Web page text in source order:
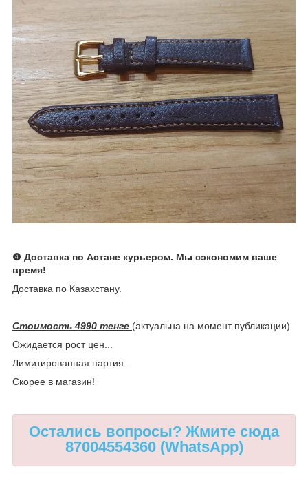
❹ Доставка по Астане курьером. Мы сэкономим ваше
время!
Доставка по Казахстану.
Стоимость 4990 тенге (актуальна на момент публикации)
Ожидается рост цен...
Лимитированная партия...
Скорее в магазин!
Остались вопросы? Жмите сюда
87004554360 (WhatsApp)